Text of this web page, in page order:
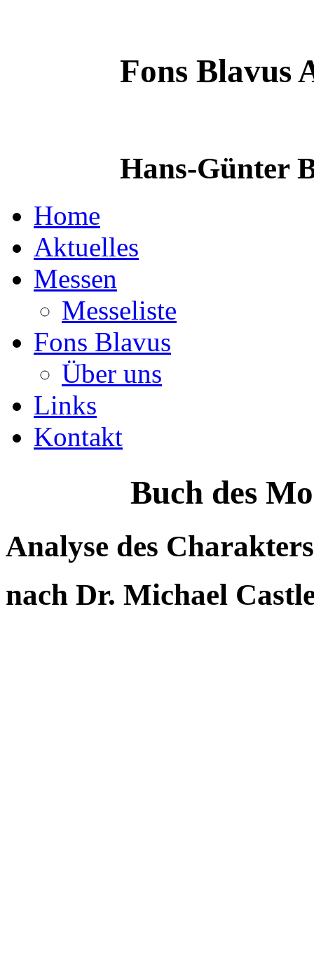
Fons Blavus
Hans-Günter
Home
Aktuelles
Messen
Messeliste
Fons Blavus
Über uns
Links
Kontakt
Buch des
Analyse des
nach Dr. Michael